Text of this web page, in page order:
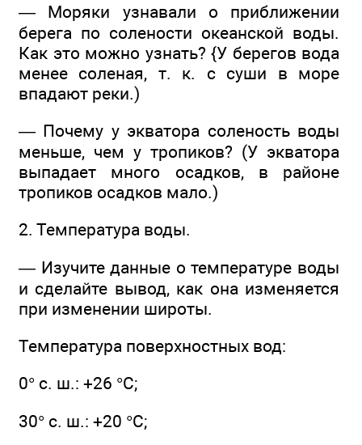
— Моряки узнавали о приближении
берега по солености океанской воды.
Как это можно узнать? {У берегов вода
менее соленая, т. к. с суши в море
впадают реки.)
— Почему у экватора соленость воды
меньше, чем у тропиков? (У экватора
выпадает много осадков, в районе
тропиков осадков мало.)
2. Температура воды.
— Изучите данные о температуре воды
и сделайте вывод, как она изменяется
при изменении широты.
Температура поверхностных вод:
0° с. ш.: +26 °С;
30° с. ш.: +20 °С;